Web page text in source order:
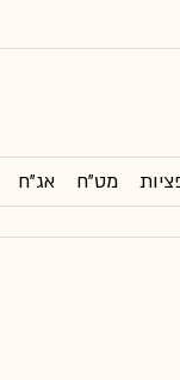
מט"ח אג"ח